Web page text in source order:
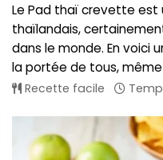
Le Pad thaï crevette
thaïlandais,
dans le monde. En voici
la portée de tous,
Recette facile